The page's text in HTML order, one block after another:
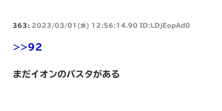
363: 2023/03/01(水) 12:56:14.90 ID:LDjEopAd0
>>92
まだイオンのパスタがある